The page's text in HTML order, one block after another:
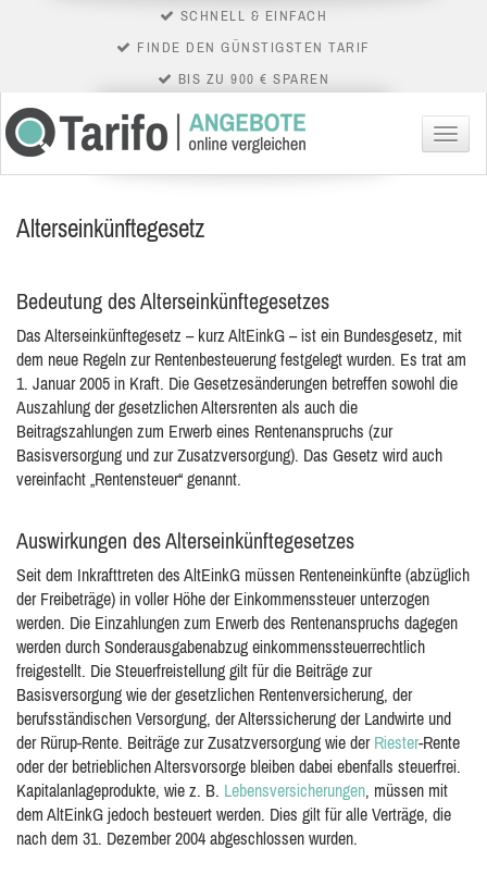
SCHNELL & EINFACH
FINDE DEN GÜNSTIGSTEN TARIF
BIS ZU 900 € SPAREN
Menü
Alterseinkünftegesetz
Bedeutung des Alterseinkünftegesetzes
Das Alterseinkünftegesetz – kurz AltEinkG – ist ein Bundesgesetz, mit
dem neue Regeln zur Rentenbesteuerung festgelegt wurden. Es trat am
1. Januar 2005 in Kraft. Die Gesetzesänderungen betreffen sowohl die
Auszahlung der gesetzlichen Altersrenten als auch die
Beitragszahlungen zum Erwerb eines Rentenanspruchs (zur
Basisversorgung und zur Zusatzversorgung). Das Gesetz wird auch
vereinfacht „Rentensteuer“ genannt.
Auswirkungen des Alterseinkünftegesetzes
Seit dem Inkrafttreten des AltEinkG müssen Renteneinkünfte (abzüglich
der Freibeträge) in voller Höhe der Einkommenssteuer unterzogen
werden. Die Einzahlungen zum Erwerb des Rentenanspruchs dagegen
werden durch Sonderausgabenabzug einkommenssteuerrechtlich
freigestellt. Die Steuerfreistellung gilt für die Beiträge zur
Basisversorgung wie der gesetzlichen Rentenversicherung, der
berufsständischen Versorgung, der Alterssicherung der Landwirte und
der Rürup-Rente. Beiträge zur Zusatzversorgung wie der Riester-Rente
oder der betrieblichen Altersvorsorge bleiben dabei ebenfalls steuerfrei.
Kapitalanlageprodukte, wie z. B. Lebensversicherungen, müssen mit
dem AltEinkG jedoch besteuert werden. Dies gilt für alle Verträge, die
nach dem 31. Dezember 2004 abgeschlossen wurden.